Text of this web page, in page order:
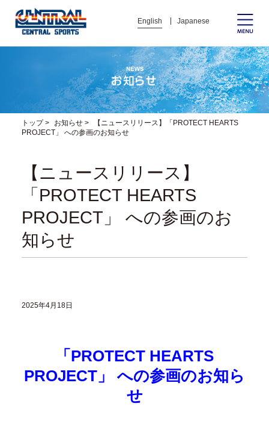
English Japanese
トップ> お知らせ>
【ニュースリリース】「PROTECT HEARTS
PROJECT」 への参画のお知らせ
【ニュースリリース】
「PROTECT HEARTS
PROJECT」 への参画のお
知らせ
2025年4月18日
「PROTECT HEARTS
PROJECT」 への参画のお知ら
せ